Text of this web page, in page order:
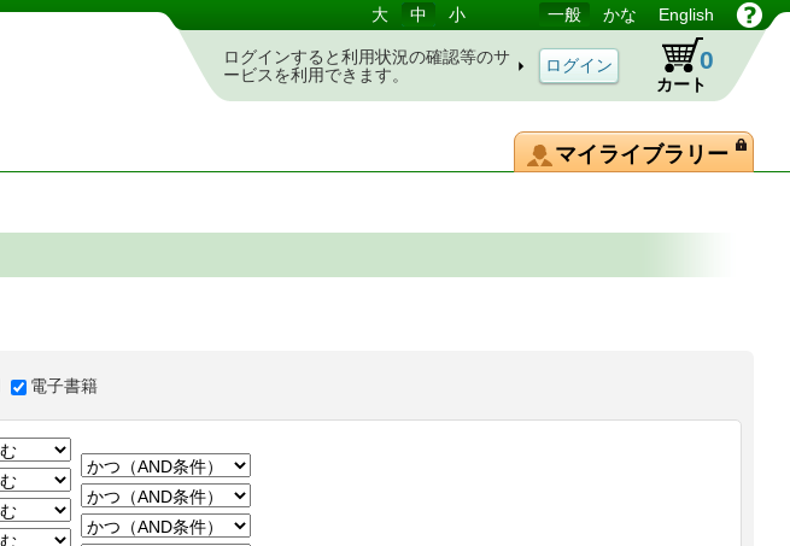
大 中 小 一般 かな English
ログインすると利用状況の確認等のサ
ービスを利用できます。
カート
0
マイライブラリー
電子書籍